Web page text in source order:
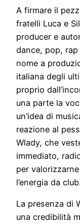
A firmare il
fratelli Luca e
producer e
dance, pop,
nome a
italiana degli
proprio
una parte la
un’idea di
reazione al
Wlady, che
immediato,
per
l’energia da club.
La presenza di
una credibilità